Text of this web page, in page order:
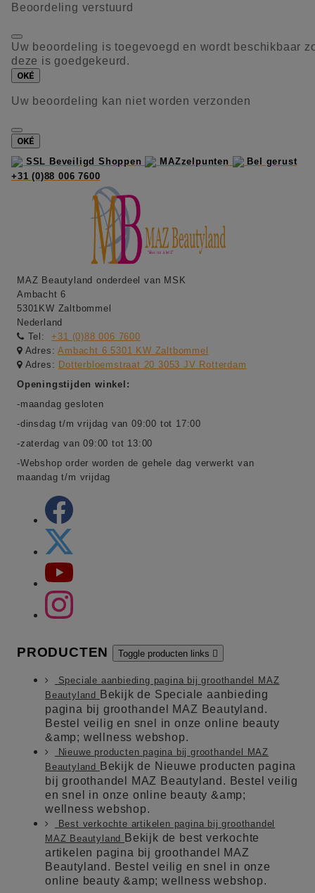
Beoordeling verstuurd
Uw beoordeling is toegevoegd en wordt beschikbaar
deze is goedgekeurd.
OKÉ
Uw beoordeling kan niet worden verzonden
OKÉ
SSL Beveiligd Shoppen
MAZzelpunten
Bel gerust
+31 (0)88 006 7600
MAZ Beautyland onderdeel van MSK
Ambacht 6
5301KW Zaltbommel
Nederland
Tel:
+31 (0)88 006 7600
Adres:Ambacht 6 5301 KW Zaltbommel
Adres: Dotterbloemstraat 20 3053 JV Rotterdam
Openingstijden winkel:
-maandag gesloten
-dinsdag t/m vrijdag van 09:00 tot 17:00
-zaterdag van 09:00 tot 13:00
-Webshop order worden de gehele dag verwerkt van
maandag t/m vrijdag
PRODUCTEN Toggle producten links 
Speciale aanbieding pagina bij groothandel MAZ
Beautyland
Bekijk de Speciale aanbieding
pagina bij groothandel MAZ Beautyland.
Bestel veilig en snel in onze online beauty
&amp; wellness webshop.
Nieuwe producten pagina bij groothandel MAZ
Beautyland
Bekijk de Nieuwe producten pagina
bij groothandel MAZ Beautyland. Bestel veilig
en snel in onze online beauty &amp;
wellness webshop.
Best verkochte artikelen pagina bij groothandel
MAZ Beautyland
Bekijk de best verkochte
artikelen pagina bij groothandel MAZ
Beautyland. Bestel veilig en snel in onze
online beauty &amp; wellness webshop.